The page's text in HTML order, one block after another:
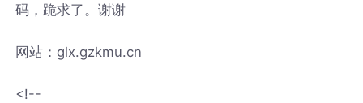
码，跪求了。谢谢
网站：glx.gzkmu.cn
<!--